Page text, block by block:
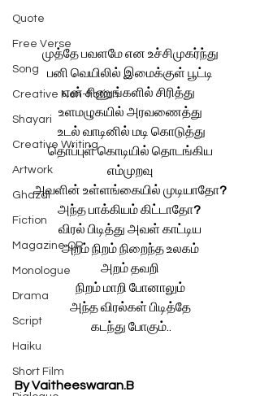
Quote
Free Verse
Song
Creative Non-fiction
Shayari
Creative Writing
Artwork
Ghazal
Fiction
Magazine QR
Monologue
Drama
Script
Haiku
Short Film
முத்தே பவளமே என உச்சிமுகர்ந்து
பனி வெயிலில் இமைக்குள் பூட்டி
என் சிணுங்களில் சிரித்து
உளமழுகயில் அரவணைத்து
உடல் வாடினில் மடி கொடுத்து
தொப்புள் கொடியில் தொடங்கிய
எம்முறவு
அவளின் உள்ளங்கையில் முடியாதோ?
அந்த பாக்கியம் கிட்டாதோ?
விரல் பிடித்து அவள் காட்டிய
அறம் நிறம் நிறைந்த உலகம்
அறம் தவறி
நிறம் மாறி போனாலும்
அந்த விரல்கள் பிடித்தே
கடந்து போகும்..
By Vaitheeswaran.B